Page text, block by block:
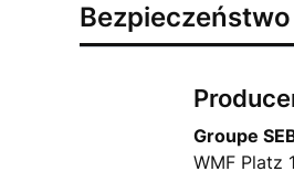
Groupe
WMF Platz 1